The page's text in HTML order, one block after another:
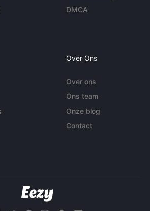
DMCA
Over Ons
Over ons
Ons team
Onze blog
Contact